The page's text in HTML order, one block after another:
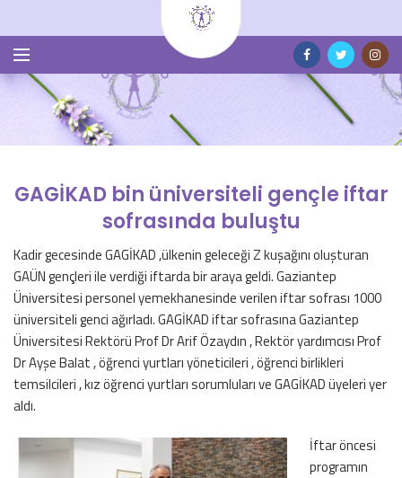
GAGİKAD bin üniversiteli gençle iftar
sofrasında buluştu
Kadir gecesinde GAGİKAD ,ülkenin geleceği Z kuşağını oluşturan
GAÜN gençleri ile verdiği iftarda bir araya geldi. Gaziantep
Üniversitesi personel yemekhanesinde verilen iftar sofrası 1000
üniversiteli genci ağırladı. GAGİKAD iftar sofrasına Gaziantep
Üniversitesi Rektörü Prof Dr Arif Özaydın , Rektör yardımcısı Prof
Dr Ayşe Balat , öğrenci yurtları yöneticileri , öğrenci birlikleri
temsilcileri , kız öğrenci yurtları sorumluları ve GAGİKAD üyeleri yer
aldı.
İftar öncesi
programın